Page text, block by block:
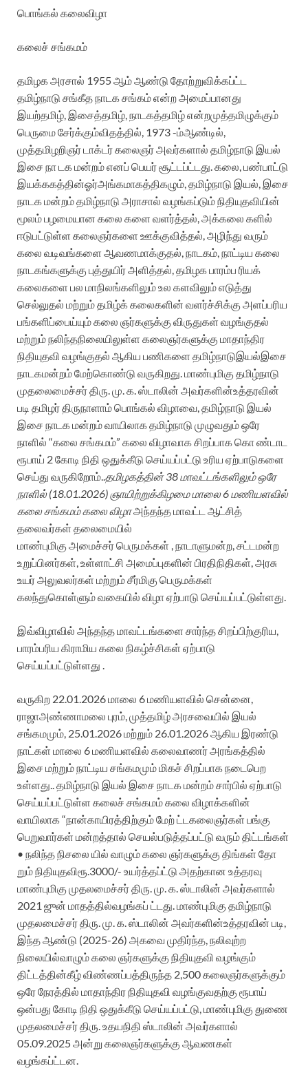
பொங்கல் கலைவிழா
கலைச் சங்கமம்
தமிழக அரசால் 1955 ஆம் ஆண்டு தோற்றுவிக்கப்ட்ட
தமிழ்நாடு சங்கீத நாடக சங்கம் என்ற அமைப்பானது
இயற்தமிழ், இசைத்தமிழ், நாடகத்தமிழ் என்றமுத்தமிழுக்கும்
பெருமை சேர்க்கும்விதத்தில், 1973 -ம்ஆண்டில்,
முத்தமிழறிஞர் டாக்டர் கலைஞர் அவர்களால் தமிழ்நாடு இயல்
இசை நா டக மன்றம் எனப் பெயர் சூட்டப்ட்டது. கலை, பண்பாட்டு
இயக்ககத்தின்ஓர்அங்கமாகத்திகழும், தமிழ்நாடு இயல், இசை
நாடக மன்றம் தமிழ்நாடு அராசால் வழங்கப்டும் நிதியுதவியின்
மூலம் பழமையான கலை களை வளர்த்தல், அக்கலை களில்
ஈடுபட்டுள்ள கலைஞர்களை ஊக்குவித்தல், அழிந்து வரும்
கலை வடிவங்களை ஆவணமாக்குதல், நாடகம், நாட்டிய கலை
நாடகங்களுக்கு புத்துயிர் அளித்தல், தமிழக பாரம்ப ரியக்
கலைகளை பல மாநிலங்களிலும் உல களவிலும் எடுத்து
செல்லுதல் மற்றும் தமிழ்க் கலைகளின் வளர்ச்சிக்கு அளப்பரிய
பங்களிப்பைய்யும் கலை ஞர்களுக்கு விருதுகள் வழங்குதல்
மற்றும் நலிந்தநிலையிலுள்ள கலைஞர்களுக்கு மாதாந்திர
நிதியுதவி வழங்குதல் ஆகிய பணிகளை தமிழ்நாடுஇயல்இசை
நாடகமன்றம் மேற்கொண்டு வருகிறது. மாண்புமிகு தமிழ்நாடு
முதலைமைச்சர் திரு. மு. க. ஸ்டாலின் அவர்களின்உத்தரவின்
படி தமிழர் திருநாளாம் பொங்கல் விழாவை, தமிழ்நாடு இயல்
இசை நாடக மன்றம் வாயிலாக தமிழ்நாடு முழுவதும் ஒரே
நாளில் “கலை சங்கமம்” கலை விழாவாக சிறப்பாக கொ ண்டாட
ரூபாய் 2 கோடி நிதி ஒதுக்கீடு செய்யப்பட்டு உரிய ஏற்பாடுகளை
செய்து வருகிறோம்..தமிழகத்தின் 38 மாவட்டங்களிலும் ஒரே
நாளில் (18.01.2026) ஞாயிற்றுக்கிழமை மாலை 6 மணியளவில்
கலை சங்கமம் கலை விழாஅந்தந்த மாவட்ட ஆட்சித்
தலைவர்கள் தலைமையில்
மாண்புமிகு அமைச்சர் பெருமக்கள் , நாடாளுமன்ற, சட்டமன்ற
உறுப்பினர்கள், உள்ளாட்சி அமைப்புகளின் பிரதிநிதிகள், அரசு
உயர் அலுவலர்கள் மற்றும் சீர்மிகு பெருமக்கள்
கலந்துகொள்ளும் வகையில் விழா ஏற்பாடு செய்யப்பட்டுள்ளது.
இவ்விழாவில் அந்தந்த மாவட்டங்களை சார்ந்த சிறப்பிற்குரிய,
பாரம்பரிய கிராமிய கலை நிகழ்ச்சிகள் ஏற்பாடு
செய்யப்பட்டுள்ளது .
வருகிற 22.01.2026 மாலை 6 மணியளவில் சென்னை,
ராஜாஅண்ணாமலை புரம், முத்தமிழ் அரசவையில் இயல்
சங்கமமும், 25.01.2026 மற்றும் 26.01.2026 ஆகிய இரண்டு
நாட்கள் மாலை 6 மணியளவில் கலைவாணர் அரங்கத்தில்
இசை மற்றும் நாட்டிய சங்கமமும் மிகச் சிறப்பாக நடைபெற
உள்ளது.. தமிழ்நாடு இயல் இசை நாடக மன்றம் சார்பில் ஏற்பாடு
செய்யப்பட்டுள்ள கலைச் சங்கமம் கலை விழாக்களின்
வாயிலாக “நான்காயிரத்திற்கும் மேற் ட்டகலைஞர்கள் பங்கு
பெறுவார்கள் மன்றத்தால் செயல்படுத்தப்பட்டு வரும் திட்டங்கள்
• நலிந்த நிசலை யில் வாழும் கலை ஞர்களுக்கு திங்கள் தோ
றும் நிதியுதவிரூ.3000/- உயர்த்தப்ட்டு அதற்கான உத்தரவு
மாண்புமிகு முதலமைச்சர் திரு. மு. க. ஸ்டாலின் அவர்களால்
2021 ஜுன் மாதத்தில்வழங்கப் ட்டது. மாண்புமிகு தமிழ்நாடு
முதலமைச்சர் திரு. மு. க. ஸ்டாலின் அவர்களின்உத்தரவின் படி,
இந்த ஆண்டு (2025-26) அகவை முதிர்ந்த, நலிவுற்ற
நிலையில்வாழும் கலை ஞர்களுக்கு நிதியுதவி வழங்கும்
திட்டத்தின்கீழ் விண்ணப்பத்திருந்த 2,500 கலைஞர்களுக்கும்
ஒரே நேரத்தில் மாதாந்திர நிதியுதவி வழங்குவதற்கு ரூபாய்
ஒன்பது கோடி நிதி ஒதுக்கீடு செய்யப்பட்டு, மாண்புமிகு துணை
முதலமைச்சர் திரு. உதயநிதி ஸ்டாலின் அவர்களால்
05.09.2025 அன்று கலைஞர்களுக்கு ஆவணகள்
வழங்கப்ட்டன.